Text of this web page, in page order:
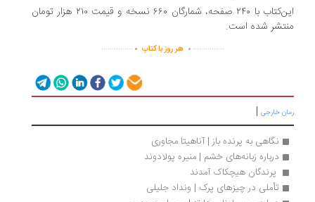
این‌کتاب با ۲۴۰ صفحه، شمارگان ۶۶۰ نسخه و قیمت ۲۱۰ هزار تومان
شده است.
...............
. هر روز با کتاب .
...............
خارجی|
نگاهی به پرنده باز | آناهیتا مجاوری
درباره زبانه‌های خشم | منیره پولادوند
پرندگان هیچکاک آمدند
تأملی در چیزهای پرک | ونداد جلیلی